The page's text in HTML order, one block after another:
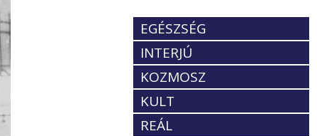
EGÉSZSÉG
INTERJÚ
KOZMOSZ
KULT
REÁL